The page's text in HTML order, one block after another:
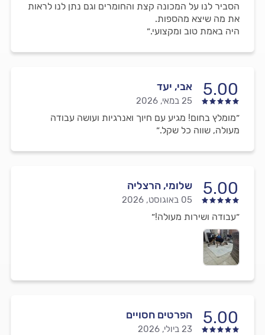
הסביר לנו על המכונה קצת והחומרים וגם נתן לנו לראות
את מה שיצא מהספות.
היה באמת טוב ומקצועי.״
5.00 אבי, יעד
25 במאי, 2026
״מומלץ בחום! מגיע עם חיוך ואנרגיות ועושה עבודה
מעולה, שווה כל שקל.״
5.00 שלומי, הרצליה
05 באוגוסט, 2026
״עבודה ושירות מעולה!״
5.00 הפרטים חסויים
23 ביולי, 2026